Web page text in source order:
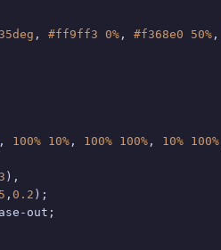
, #ff9ff3 0% , #f368e0 50% ,
, 100% 10% , 100% 100% , 10% 100%
),
, 0.2 );
out;